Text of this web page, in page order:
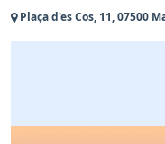
Plaça d'es Cos, 11, 07500